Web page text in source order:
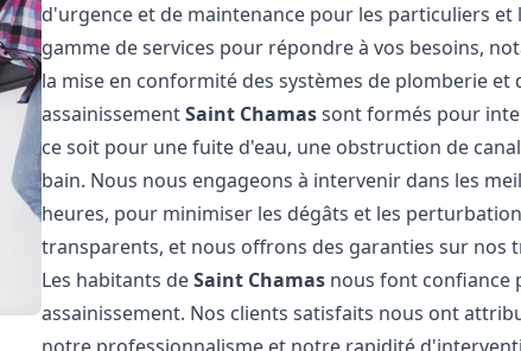
d'urgence et de maintenance pour les particuliers
gamme de services pour répondre à vos besoins,
la mise en conformité des systèmes de plomberie et
assainissementSaint Chamassont formés pour
ce soit pour une fuite d'eau, une obstruction de
bain. Nous nous engageons à intervenir dans les
heures, pour minimiser les dégâts et les
transparents, et nous offrons des garanties sur
Les habitants deSaint Chamas nous font confiance
assainissement. Nos clients satisfaits nous ont